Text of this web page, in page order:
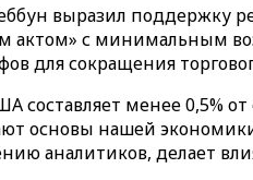
выразил поддержку
актом» с минимальным
для сокращения
составляет менее
основы нашей
аналитиков, делает